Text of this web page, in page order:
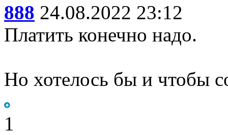
888 24.08.2022 23:12
Платить конечно надо.
Но хотелось бы и чтобы
1